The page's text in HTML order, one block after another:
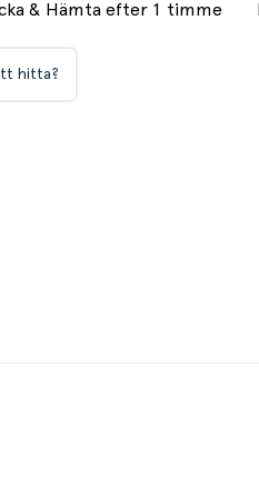
& Hämta efter 1 timme
hitta?